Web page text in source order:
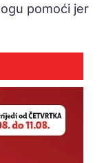
pomoći jer